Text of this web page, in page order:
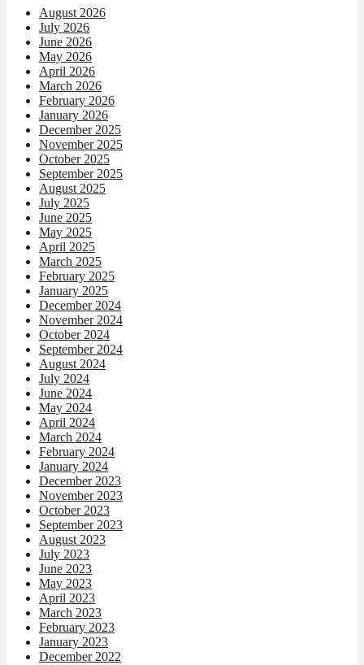
August 2026
July 2026
June 2026
May 2026
April 2026
March 2026
February 2026
January 2026
December 2025
November 2025
October 2025
September 2025
August 2025
July 2025
June 2025
May 2025
April 2025
March 2025
February 2025
January 2025
December 2024
November 2024
October 2024
September 2024
August 2024
July 2024
June 2024
May 2024
April 2024
March 2024
February 2024
January 2024
December 2023
November 2023
October 2023
September 2023
August 2023
July 2023
June 2023
May 2023
April 2023
March 2023
February 2023
January 2023
December 2022